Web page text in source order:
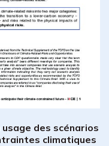
des scénarios
climatiques